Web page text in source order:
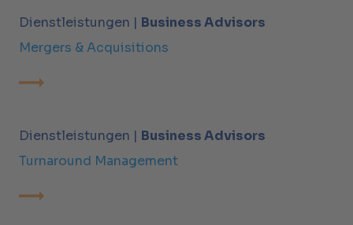
Dienstleistungen | Business Advisors
Mergers & Acquisitions
Dienstleistungen | Business Advisors
Turnaround Management